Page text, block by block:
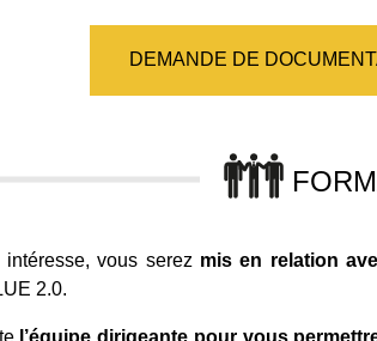
DEMANDE DE
vous serez mis en relation
2.0.